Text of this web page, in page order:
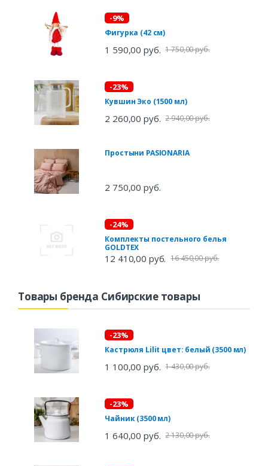
-9%
Фигурка (42 см)
1 590,00 руб. 1 750,00 руб.
-23%
Кувшин Эко (1500 мл)
2 260,00 руб. 2 940,00 руб.
Простыни PASIONARIA
2 750,00 руб.
-24%
Комплекты постельного белья
GOLDTEX
12 410,00 руб. 16 450,00 руб.
Товары бренда Сибирские товары
-23%
Кастрюля Lilit цвет: белый (3500 мл)
1 100,00 руб. 1 430,00 руб.
-23%
Чайник (3500 мл)
1 640,00 руб. 2 130,00 руб.